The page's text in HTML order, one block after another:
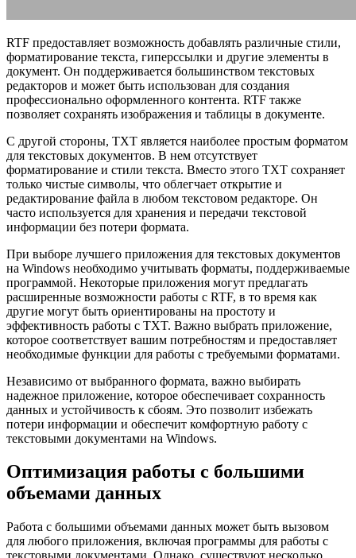
RTF предоставляет возможность добавлять различные стили,
форматирование текста, гиперссылки и другие элементы в
документ. Он поддерживается большинством текстовых
редакторов и может быть использован для создания
профессионально оформленного контента. RTF также
позволяет сохранять изображения и таблицы в документе.
С другой стороны, TXT является наиболее простым форматом
для текстовых документов. В нем отсутствует
форматирование и стили текста. Вместо этого TXT сохраняет
только чистые символы, что облегчает открытие и
редактирование файла в любом текстовом редакторе. Он
часто используется для хранения и передачи текстовой
информации без потери формата.
При выборе лучшего приложения для текстовых документов
на Windows необходимо учитывать форматы, поддерживаемые
программой. Некоторые приложения могут предлагать
расширенные возможности работы с RTF, в то время как
другие могут быть ориентированы на простоту и
эффективность работы с TXT. Важно выбрать приложение,
которое соответствует вашим потребностям и предоставляет
необходимые функции для работы с требуемыми форматами.
Независимо от выбранного формата, важно выбирать
надежное приложение, которое обеспечивает сохранность
данных и устойчивость к сбоям. Это позволит избежать
потери информации и обеспечит комфортную работу с
текстовыми документами на Windows.
Оптимизация работы с большими
объемами данных
Работа с большими объемами данных может быть вызовом
для любого приложения, включая программы для работы с